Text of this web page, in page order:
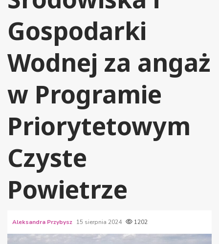
Gospodarki
Wodnej za angaż
w Programie
Priorytetowym
Czyste
Powietrze
Aleksandra Przybysz 15 sierpnia 2024 1202